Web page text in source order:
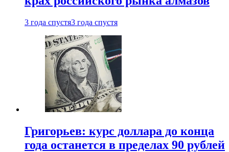
3 года спустя3 года спустя
Григорьев: курс доллара до конца
года останется в пределах 90 рублей